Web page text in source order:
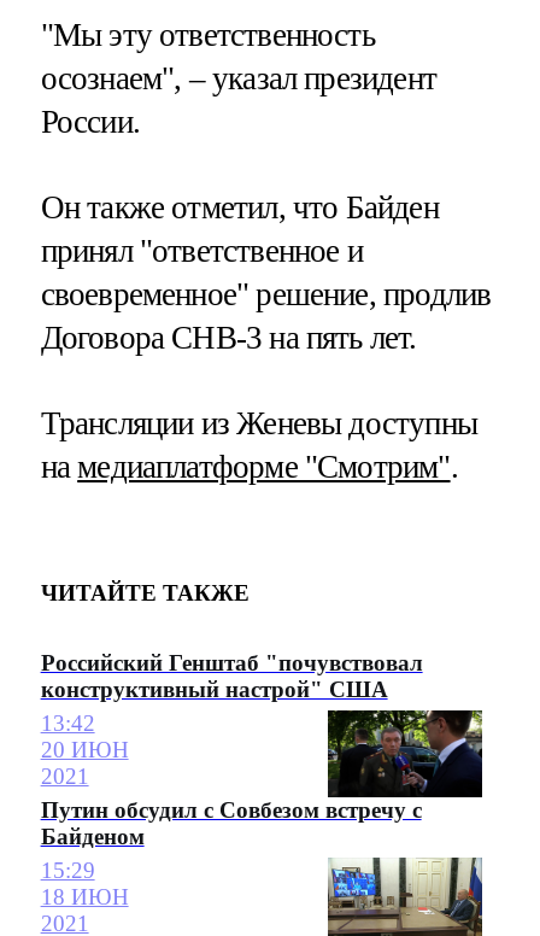
"Мы эту ответственность
осознаем", – указал президент
России.
Он также отметил, что Байден
принял "ответственное и
своевременное" решение, продлив
Договора СНВ-3 на пять лет.
Трансляции из Женевы доступны
намедиаплатформе "Смотрим".
ЧИТАЙТЕ ТАКЖЕ
Российский Генштаб "почувствовал
конструктивный настрой" США
13:42
20 ИЮН
2021
Путин обсудил с Совбезом встречу с
Байденом
15:29
18 ИЮН
2021